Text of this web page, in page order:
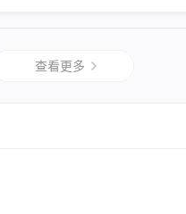
查看更多